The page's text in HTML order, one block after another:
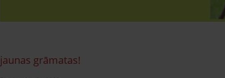
jaunas grāmatas!